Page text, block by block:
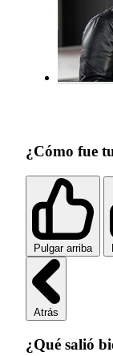
¿Cómo fue
Pulgar arriba
Atrás
¿Qué salió